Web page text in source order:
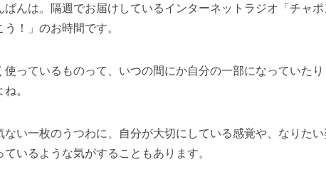
ばんは。隔週でお届けしているインターネットラジオ「チャ
う！」のお時間です。
使っているものって、いつの間にか自分の一部になっていた
。
ない一枚のうつわに、自分が大切にしている感覚や、なりた
ているような気がすることもあります。